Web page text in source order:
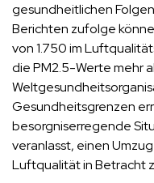
gesundheitlichen
Berichten zufolge
von 1.750 im
die PM2.5-Werte mehr
Gesundheitsgrenzen
besorgniserregende
veranlasst, einen
Luftqualität in Betracht